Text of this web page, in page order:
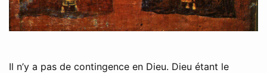
Il n’y a pas de contingence en Dieu. Dieu étant le